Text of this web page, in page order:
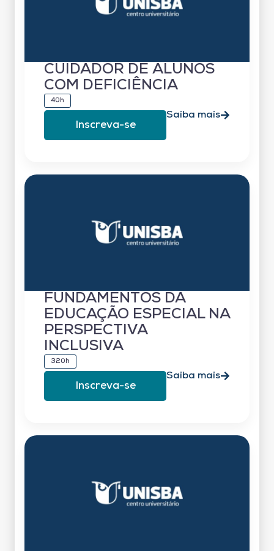
CUIDADOR DE ALUNOS
COM DEFICIÊNCIA
40h
Inscreva-se
Saiba mais
FUNDAMENTOS DA
EDUCAÇÃO ESPECIAL NA
PERSPECTIVA
INCLUSIVA
320h
Inscreva-se
Saiba mais